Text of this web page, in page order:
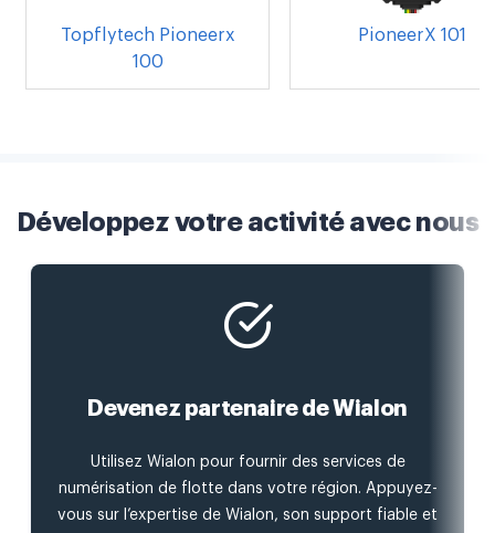
Topflytech Pioneerx
100
PioneerX 101
Développez votre activité avec nous
Devenez partenaire de Wialon
Utilisez Wialon pour fournir des services de
numérisation de flotte dans votre région. Appuyez-
vous sur l’expertise de Wialon, son support fiable et